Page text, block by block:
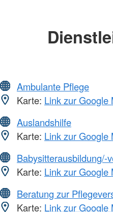
Ambulante Pflege
Karte: Link zur Google
Auslandshilfe
Karte: Link zur Google
Babysitterausbildung/-
Karte: Link zur Google
Beratung zur
Karte: Link zur Google